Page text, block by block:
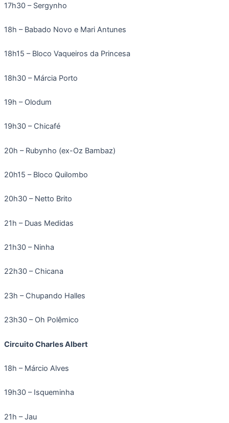
17h30 – Sergynho
18h – Babado Novo e Mari Antunes
18h15 – Bloco Vaqueiros da Princesa
18h30 – Márcia Porto
19h – Olodum
19h30 – Chicafé
20h – Rubynho (ex-Oz Bambaz)
20h15 – Bloco Quilombo
20h30 – Netto Brito
21h – Duas Medidas
21h30 – Ninha
22h30 – Chicana
23h – Chupando Halles
23h30 – Oh Polêmico
Circuito Charles Albert
18h – Márcio Alves
19h30 – Isqueminha
21h – Jau